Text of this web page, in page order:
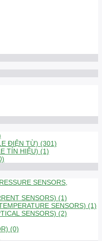
ĐIỆN TỪ) (301)
TÍN HIỆU) (1)
SENSORS,
SENSORS) (1)
SENSORS) (1)
SENSORS) (2)
(0)